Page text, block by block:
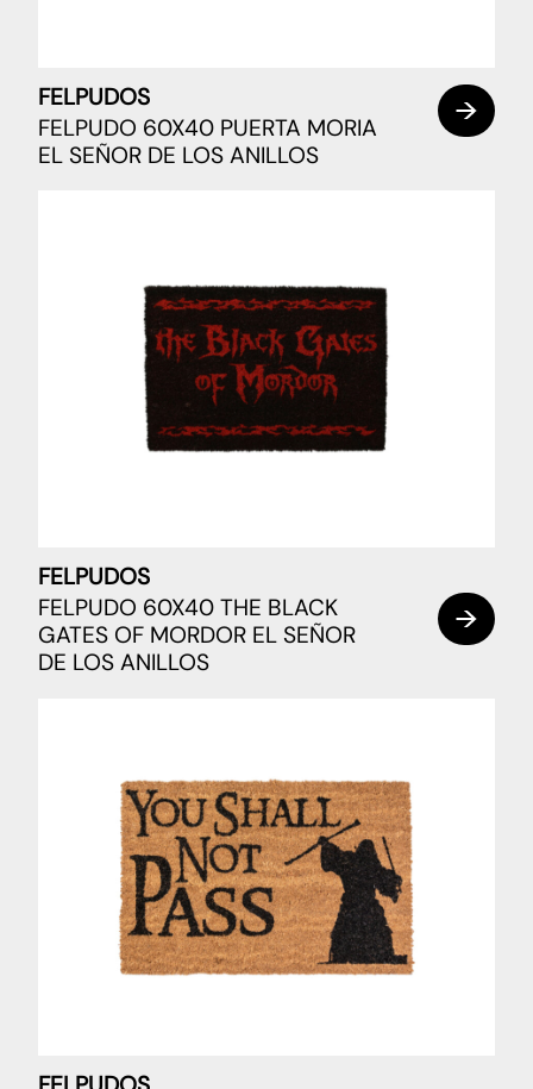
FELPUDOS
FELPUDO 60X40 PUERTA MORIA
EL SEÑOR DE LOS ANILLOS
FELPUDOS
FELPUDO 60X40 THE BLACK
GATES OF MORDOR EL SEÑOR
DE LOS ANILLOS